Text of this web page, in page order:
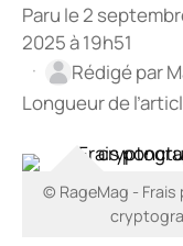
Paru le 2
2025 à 19h51
·
Rédigé par
Longueur de
© RageMag -